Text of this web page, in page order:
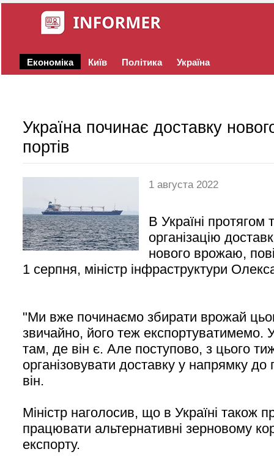
Економіка Київ Політика Україна
Україна починає доставку
портів
1 августа 2022
В Україні протягом
організацію
нового врожаю,
1 серпня, міністр інфраструктури
"Ми вже починаємо збирати врожай
звичайно, його теж експортуватимемо.
там, де він є. Але поступово, з цього
організовувати доставку у напрямку до
він.
Міністр наголосив, що в Україні також
працювати альтернативні зерновому
експорту.